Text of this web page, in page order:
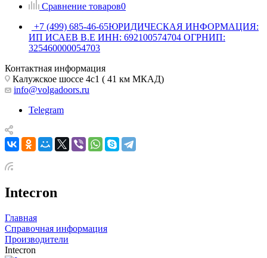
Сравнение товаров0
+7 (499) 685-46-65ЮРИДИЧЕСКАЯ ИНФОРМАЦИЯ:
ИП ИСАЕВ В.Е ИНН: 692100574704 ОГРНИП:
325460000054703
Контактная информация
Калужское шоссе 4с1 ( 41 км МКАД)
info@volgadoors.ru
Telegram
Intecron
Главная
Справочная информация
Производители
Intecron